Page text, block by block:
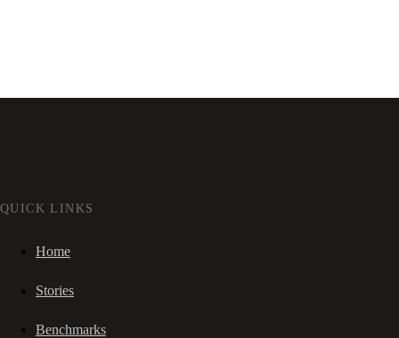
QUICK LINKS
Home
Stories
Benchmarks